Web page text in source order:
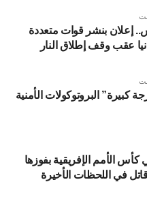
إعلان بنشر قوات متعددة
عقب وقف إطلاق النار
كبيرة” البروتوكولات الأمنية
كأس الأمم الإفريقية بفوزها
في اللحظات الأخيرة